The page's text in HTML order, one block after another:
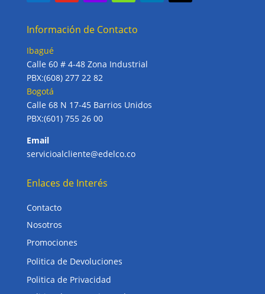
Información de Contacto
Ibagué
Calle 60 # 4-48 Zona Industrial
PBX:(608) 277 22 82
Bogotá
Calle 68 N 17-45 Barrios Unidos
PBX:(601) 755 26 00
Email
servicioalcliente@edelco.co
Enlaces de Interés
Contacto
Nosotros
Promociones
Politica de Devoluciones
Politica de Privacidad